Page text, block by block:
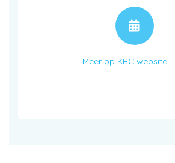
Meer op KBC website ...